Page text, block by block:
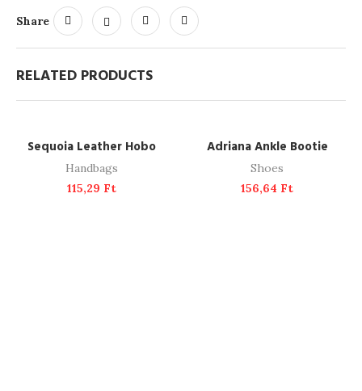
Share
RELATED PRODUCTS
ADD TO CART
Sequoia Leather Hobo
Handbags
115,29 Ft
ADD TO CART
Adriana Ankle Bootie
Shoes
156,64 Ft